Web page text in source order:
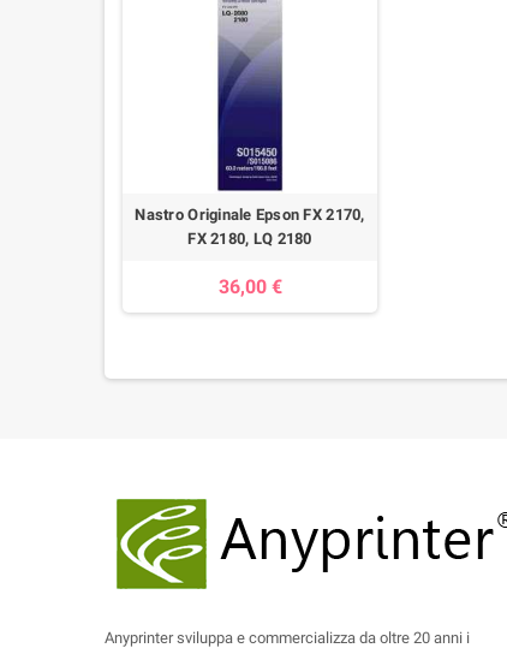
Nastro Originale Epson FX 2170,
FX 2180, LQ 2180
36,00 €
Anyprinter sviluppa e commercializza da oltre 20 anni i